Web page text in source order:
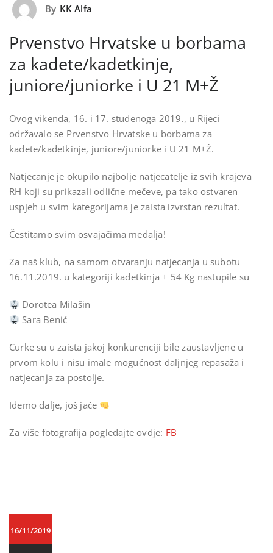
By KK Alfa
Prvenstvo Hrvatske u borbama
za kadete/kadetkinje,
juniore/juniorke i U 21 M+Ž
Ovog vikenda, 16. i 17. studenoga 2019., u Rijeci
održavalo se Prvenstvo Hrvatske u borbama za
kadete/kadetkinje, juniore/juniorke i U 21 M+Ž.
Natjecanje je okupilo najbolje natjecatelje iz svih krajeva
RH koji su prikazali odlične mečeve, pa tako ostvaren
uspjeh u svim kategorijama je zaista izvrstan rezultat.
Čestitamo svim osvajačima medalja!
Za naš klub, na samom otvaranju natjecanja u subotu
16.11.2019. u kategoriji kadetkinja + 54 Kg nastupile su
Dorotea Milašin
Sara Benić
Curke su u zaista jakoj konkurenciji bile zaustavljene u
prvom kolu i nisu imale mogućnost daljnjeg repasaža i
natjecanja za postolje.
Idemo dalje, još jače
Za više fotografija pogledajte ovdje: FB
16/11/2019